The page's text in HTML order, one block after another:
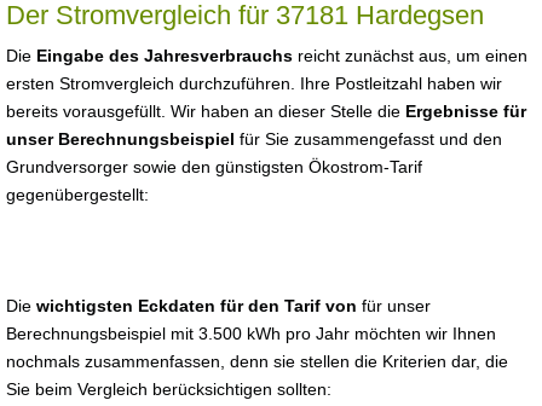
Der Stromvergleich für 37181 Hardegsen
Die Eingabe des Jahresverbrauchs reicht zunächst aus, um einen
ersten Stromvergleich durchzuführen. Ihre Postleitzahl haben wir
bereits vorausgefüllt. Wir haben an dieser Stelle die Ergebnisse für
unser Berechnungsbeispiel für Sie zusammengefasst und den
Grundversorger sowie den günstigsten Ökostrom-Tarif
gegenübergestellt:
Die wichtigsten Eckdaten für den Tarif von für unser
Berechnungsbeispiel mit 3.500 kWh pro Jahr möchten wir Ihnen
nochmals zusammenfassen, denn sie stellen die Kriterien dar, die
Sie beim Vergleich berücksichtigen sollten: